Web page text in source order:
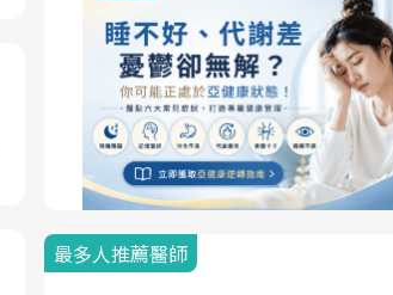
最多人推薦醫師